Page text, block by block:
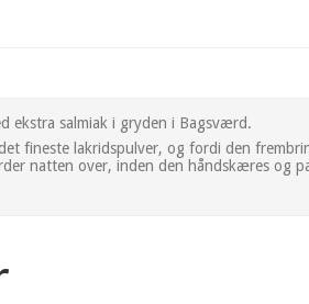
ekstra salmiak i gryden i Bagsværd.
fineste lakridspulver, og fordi den
natten over, inden den håndskæres og